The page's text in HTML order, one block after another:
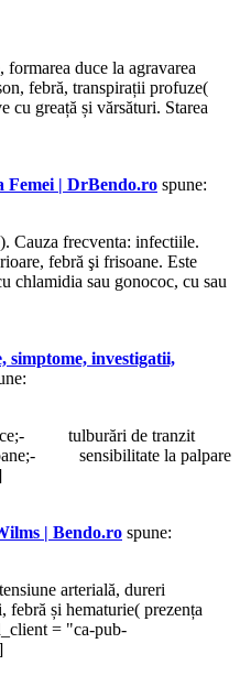
duce la agravarea
febră, transpirații profuze(
cu greață și vărsături. Starea
Femei | DrBendo.ro spune:
Cauza frecventa: infectiile.
febră şi frisoane. Este
chlamidia sau gonococ, cu sau
simptome, investigatii,
tulburări de tranzit
sensibilitate la palpare
| Bendo.ro spune:
arterială, dureri
febră și hematurie( prezența
= "ca-pub-